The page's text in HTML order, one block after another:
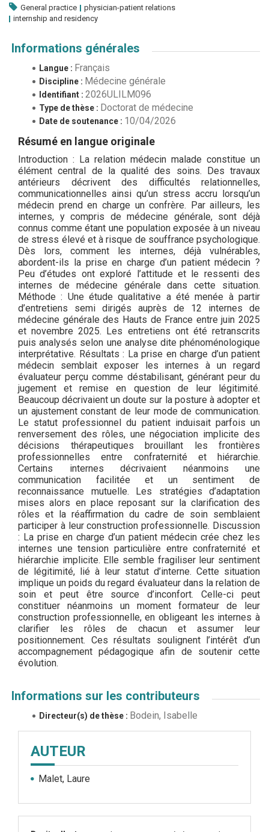
General practice
physician-patient relations
internship and residency
Informations générales
Langue : Français
Discipline : Médecine générale
Identifiant : 2026ULILM096
Type de thèse : Doctorat de médecine
Date de soutenance : 10/04/2026
Résumé en langue originale
Introduction : La relation médecin malade constitue un
élément central de la qualité des soins. Des travaux
antérieurs décrivent des difficultés relationnelles,
communicationnelles ainsi qu’un stress accru lorsqu’un
médecin prend en charge un confrère. Par ailleurs, les
internes, y compris de médecine générale, sont déjà
connus comme étant une population exposée à un niveau
de stress élevé et à risque de souffrance psychologique.
Dès lors, comment les internes, déjà vulnérables,
abordent-ils la prise en charge d’un patient médecin ?
Peu d’études ont exploré l’attitude et le ressenti des
internes de médecine générale dans cette situation.
Méthode : Une étude qualitative a été menée à partir
d’entretiens semi dirigés auprès de 12 internes de
médecine générale des Hauts de France entre juin 2025
et novembre 2025. Les entretiens ont été retranscrits
puis analysés selon une analyse dite phénoménologique
interprétative. Résultats : La prise en charge d’un patient
médecin semblait exposer les internes à un regard
évaluateur perçu comme déstabilisant, générant peur du
jugement et remise en question de leur légitimité.
Beaucoup décrivaient un doute sur la posture à adopter et
un ajustement constant de leur mode de communication.
Le statut professionnel du patient induisait parfois un
renversement des rôles, une négociation implicite des
décisions thérapeutiques brouillant les frontières
professionnelles entre confraternité et hiérarchie.
Certains internes décrivaient néanmoins une
communication facilitée et un sentiment de
reconnaissance mutuelle. Les stratégies d’adaptation
mises alors en place reposant sur la clarification des
rôles et la réaffirmation du cadre de soin semblaient
participer à leur construction professionnelle. Discussion
: La prise en charge d’un patient médecin crée chez les
internes une tension particulière entre confraternité et
hiérarchie implicite. Elle semble fragiliser leur sentiment
de légitimité, lié à leur statut d’interne. Cette situation
implique un poids du regard évaluateur dans la relation de
soin et peut être source d’inconfort. Celle-ci peut
constituer néanmoins un moment formateur de leur
construction professionnelle, en obligeant les internes à
clarifier les rôles de chacun et assumer leur
positionnement. Ces résultats soulignent l’intérêt d’un
accompagnement pédagogique afin de soutenir cette
évolution.
Informations sur les contributeurs
Directeur(s) de thèse : Bodein, Isabelle
AUTEUR
Malet, Laure